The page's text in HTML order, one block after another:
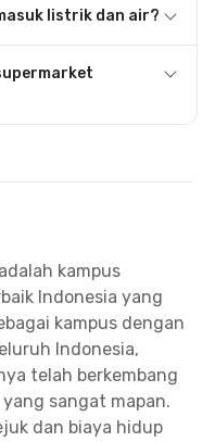
listrik dan air?
kampus
Indonesia yang
kampus dengan
Indonesia,
telah berkembang
sangat mapan.
dan biaya hidup